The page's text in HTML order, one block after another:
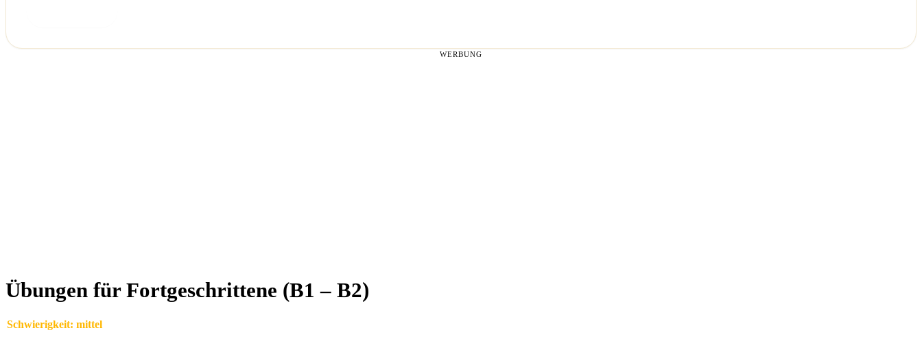
WERBUNG
Übungen für Fortgeschrittene (B1 – B2)
Schwierigkeit: mittel